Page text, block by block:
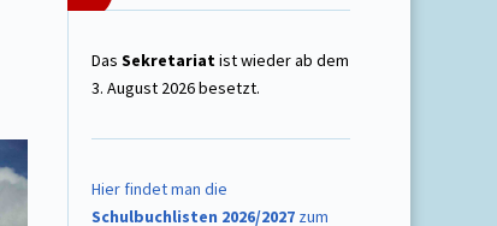
Das Sekretariatist wieder ab dem
3. August 2026 besetzt.
Hier findet man die
Schulbuchlisten 2026/2027 zum